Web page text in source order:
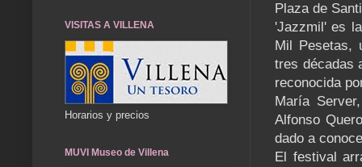
Plaza de
'Jazzmil' es
Mil Pesetas,
tres décadas
reconocida
María
Alfonso
dado a
El festival
VISITAS A VILLENA
Horarios y precios
MUVI Museo de Villena